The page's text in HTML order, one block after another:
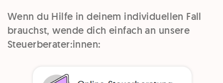
Wenn du Hilfe in deinem individuellen Fall
brauchst, wende dich einfach an unsere
Steuerberater:innen: